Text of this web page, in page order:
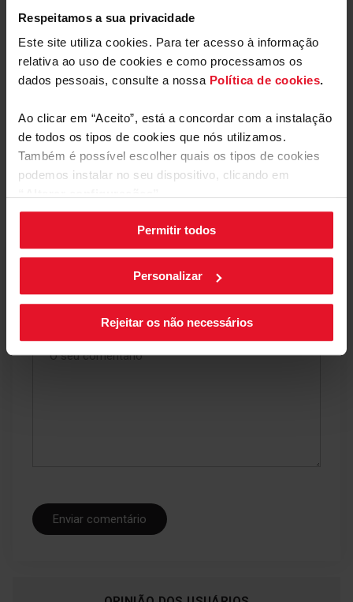
Respeitamos a sua privacidade
Este site utiliza cookies. Para ter acesso à informação
relativa ao uso de cookies e como processamos os
dados pessoais, consulte a nossa Política de cookies.
Ao clicar em “Aceito”, está a concordar com a instalação
de todos os tipos de cookies que nós utilizamos.
Também é possível escolher quais os tipos de cookies
podemos instalar no seu dispositivo, clicando em
As suas configurações de cookies podem ser alteradas a
qualquer momento, clicando no botão preto posicionado
no canto inferior direito do ecrã.
Permitir todos
Personalizar
Rejeitar os não necessários
arquivo
Manual do utilizador
Manual do utilizador
Descarregar
arquivo
Comentários
Enviar comentário